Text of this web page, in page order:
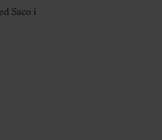
Saco i